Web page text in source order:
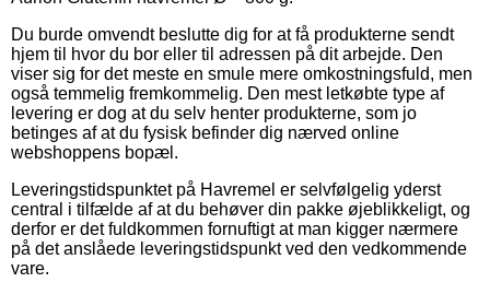
Du burde omvendt beslutte dig for at få produkterne sendt
hjem til hvor du bor eller til adressen på dit arbejde. Den
viser sig for det meste en smule mere omkostningsfuld, men
også temmelig fremkommelig. Den mest letkøbte type af
levering er dog at du selv henter produkterne, som jo
betinges af at du fysisk befinder dig nærved online
webshoppens bopæl.
Leveringstidspunktet på Havremel er selvfølgelig yderst
central i tilfælde af at du behøver din pakke øjeblikkeligt, og
derfor er det fuldkommen fornuftigt at man kigger nærmere
på det anslåede leveringstidspunkt ved den vedkommende
vare.